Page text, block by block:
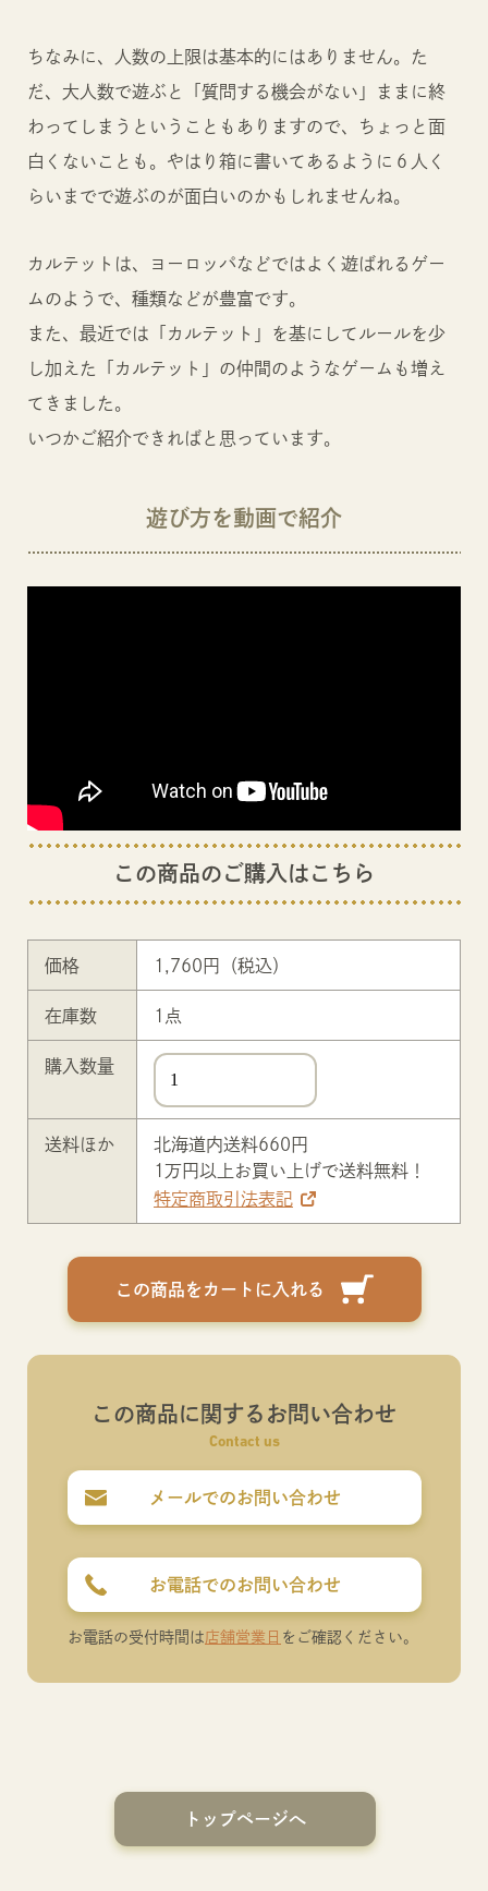
ちなみに、人数の上限は基本的にはありません。た
だ、大人数で遊ぶと「質問する機会がない」ままに終
わってしまうということもありますので、ちょっと面
白くないことも。やはり箱に書いてあるように６人く
らいまでで遊ぶのが面白いのかもしれませんね。
カルテットは、ヨーロッパなどではよく遊ばれるゲー
ムのようで、種類などが豊富です。
また、最近では「カルテット」を基にしてルールを少
し加えた「カルテット」の仲間のようなゲームも増え
てきました。
いつかご紹介できればと思っています。
遊び方を動画で紹介
この商品のご購入はこちら
価格 1,760円（税込）
在庫数 1 点
購入数量
送料ほか
北海道内送料660円
1万円以上お買い上げで送料無料！
特定商取引法表記
この商品をカートに入れる
この商品に関するお問い合わせ
Contact us
メールでのお問い合わせ
お電話でのお問い合わせ
お電話の受付時間は店舗営業日 をご確認ください。
トップページへ